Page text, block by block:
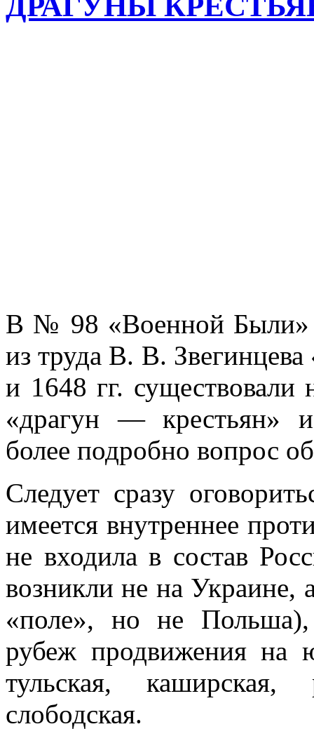
В № 98 «Военной Были»
из труда В. В.
и 1648 гг.
«драгун — крестьян» и
более подробно вопрос
Следует сразу
имеется внутреннее
не входила в состав
возникли не на Украине,
«по­ле», но не
рубеж продвижения на
тульская,
слободская.